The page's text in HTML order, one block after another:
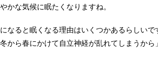
かな気候に眠たくなりますね。
なると眠くなる理由はいくつかあるらしいで
冬から春にかけて自立神経が乱れてしまうから